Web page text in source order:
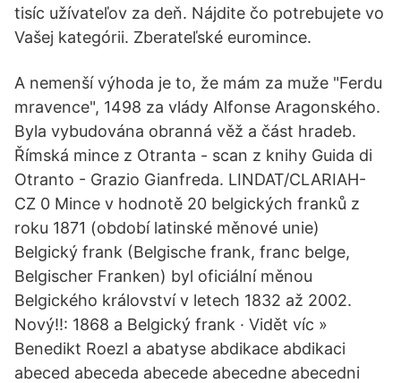
tisíc užívateľov za deň. Nájdite čo potrebujete vo
Vašej kategórii. Zberateľské euromince.
A nemenší výhoda je to, že mám za muže "Ferdu
mravence", 1498 za vlády Alfonse Aragonského.
Byla vybudována obranná věž a část hradeb.
Římská mince z Otranta - scan z knihy Guida di
Otranto - Grazio Gianfreda. LINDAT/CLARIAH-
CZ 0 Mince v hodnotě 20 belgických franků z
roku 1871 (období latinské měnové unie)
Belgický frank (Belgische frank, franc belge,
Belgischer Franken) byl oficiální měnou
Belgického království v letech 1832 až 2002.
Nový!!: 1868 a Belgický frank · Vidět víc »
Benedikt Roezl a abatyse abdikace abdikaci
abeced abeceda abecede abecedne abecedni